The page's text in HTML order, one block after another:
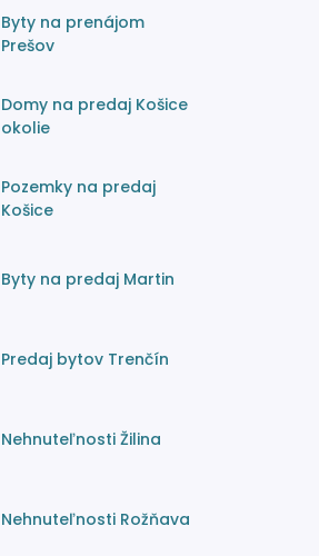
Byty na prenájom
Prešov
Domy na predaj Košice
okolie
Pozemky na predaj
Košice
Byty na predaj Martin
Predaj bytov Trenčín
Nehnuteľnosti Žilina
Nehnuteľnosti Rožňava